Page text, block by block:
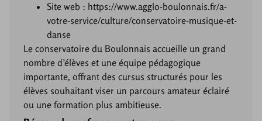
Site web : https://www.agglo-boulonnais.fr/a-
votre-service/culture/conservatoire-musique-et-
danse
Le conservatoire du Boulonnais accueille un grand
nombre d’élèves et une équipe pédagogique
importante, offrant des cursus structurés pour les
élèves souhaitant viser un parcours amateur éclairé
ou une formation plus ambitieuse.